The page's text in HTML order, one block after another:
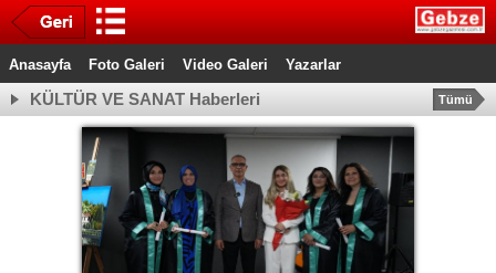
Anasayfa Foto Galeri Video Galeri Yazarlar
KÜLTÜR VE SANAT Haberleri Tümü